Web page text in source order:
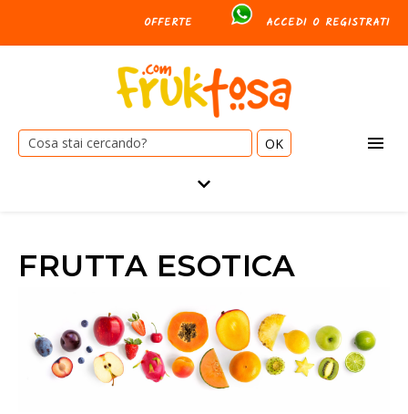
OFFERTE ACCEDI O REGISTRATI
Cerca:
FRUTTA ESOTICA